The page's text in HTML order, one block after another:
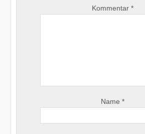
Kommentar *
Name *